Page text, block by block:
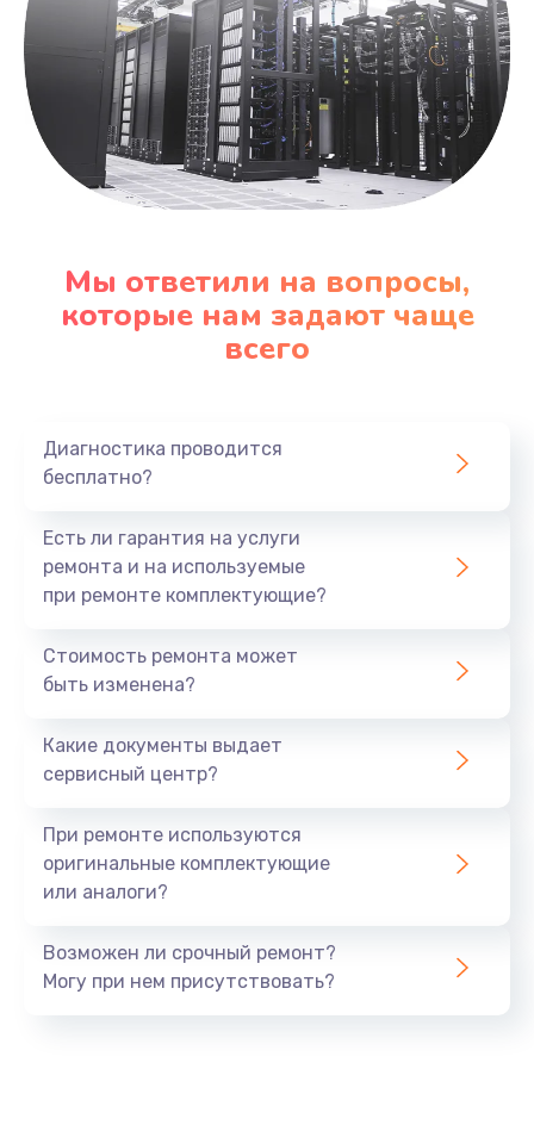
Мы ответили на вопросы,
которые нам задают чаще
всего
Диагностика проводится
бесплатно?
Есть ли гарантия на услуги
ремонта и на используемые
при ремонте комплектующие?
Стоимость ремонта может
быть изменена?
Какие документы выдает
сервисный центр?
При ремонте используются
оригинальные комплектующие
или аналоги?
Возможен ли срочный ремонт?
Могу при нем присутствовать?